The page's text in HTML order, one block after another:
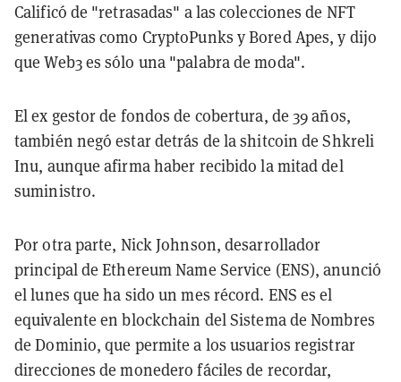
Calificó de "retrasadas" a las colecciones de NFT
generativas como CryptoPunks y Bored Apes, y dijo
que Web3 es sólo una "palabra de moda".
El ex gestor de fondos de cobertura, de 39 años,
también negó estar detrás de la shitcoin de Shkreli
Inu, aunque afirma haber recibido la mitad del
suministro.
Por otra parte, Nick Johnson, desarrollador
principal de Ethereum Name Service (ENS), anunció
el lunes que ha sido un mes récord. ENS es el
equivalente en blockchain del Sistema de Nombres
de Dominio, que permite a los usuarios registrar
direcciones de monedero fáciles de recordar,